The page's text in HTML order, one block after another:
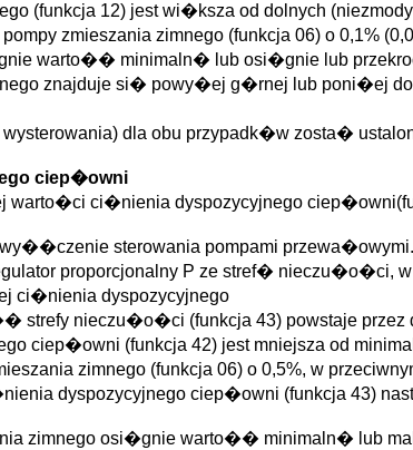
(funkcja 12) jest wi�ksza od dolnych
zmieszania zimnego (funkcja 06) o 0,1%
warto�� minimaln� lub osi�gnie lub
znajduje si� powy�ej g�rnej lub poni�ej
dla obu przypadk�w zosta�
ciep�owni
warto�ci ci�nienia dyspozycyjnego
sterowania pompami przewa�owymi.
proporcjonalny P ze stref�
ci�nienia dyspozycyjnego
strefy nieczu�o�ci (funkcja 43) powstaje
ciep�owni (funkcja 42) jest mniejsza od
zimnego (funkcja 06) o 0,5%, w
dyspozycyjnego ciep�owni (funkcja 43)
zimnego osi�gnie warto�� minimaln� lub